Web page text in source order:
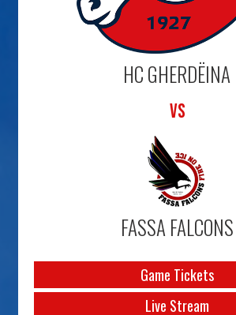
HC GHERDËINA
VS
FASSA FALCONS
Game Tickets
Live Stream